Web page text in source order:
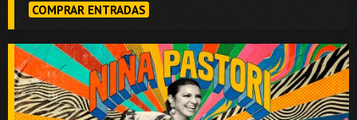
COMPRAR ENTRADAS